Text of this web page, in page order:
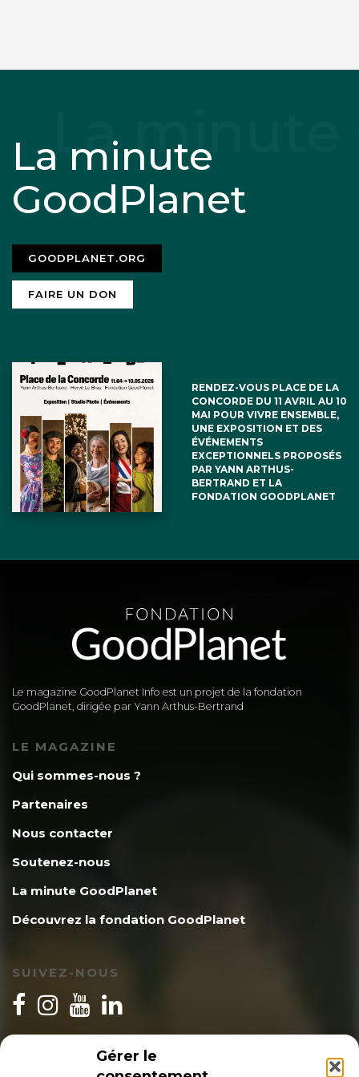
Gérer le
La minute
GoodPlanet
GOODPLANET.ORG
FAIRE UN DON
RENDEZ-VOUS PLACE DE LA
CONCORDE DU 11 AVRIL AU 10
MAI POUR VIVRE ENSEMBLE,
UNE EXPOSITION ET DES
ÉVÉNEMENTS
EXCEPTIONNELS PROPOSÉS
PAR YANN ARTHUS-
BERTRAND ET LA
FONDATION GOODPLANET
Le magazine GoodPlanet Info est un projet de la fondation
GoodPlanet, dirigée par Yann Arthus-Bertrand
LE MAGAZINE
Qui sommes-nous ?
Partenaires
Nous contacter
Soutenez-nous
La minute GoodPlanet
Découvrez la fondation GoodPlanet
SUIVEZ-NOUS
INSCRIPTION NEWSLETTER